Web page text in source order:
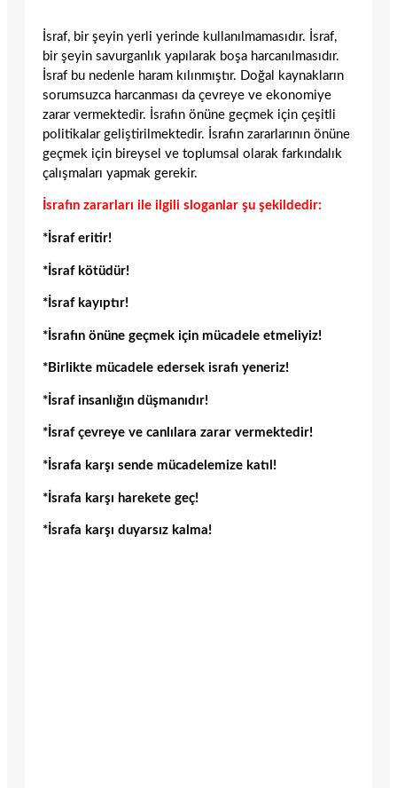
İsraf, bir şeyin yerli yerinde kullanılmamasıdır. İsraf,
bir şeyin savurganlık yapılarak boşa harcanılmasıdır.
İsraf bu nedenle haram kılınmıştır. Doğal kaynakların
sorumsuzca harcanması da çevreye ve ekonomiye
zarar vermektedir. İsrafın önüne geçmek için çeşitli
politikalar geliştirilmektedir. İsrafın zararlarının önüne
geçmek için bireysel ve toplumsal olarak farkındalık
çalışmaları yapmak gerekir.
İsrafın zararları ile ilgili sloganlar şu şekildedir:
*İsraf eritir!
*İsraf kötüdür!
*İsraf kayıptır!
*İsrafın önüne geçmek için mücadele etmeliyiz!
*Birlikte mücadele edersek israfı yeneriz!
*İsraf insanlığın düşmanıdır!
*İsraf çevreye ve canlılara zarar vermektedir!
*İsrafa karşı sende mücadelemize katıl!
*İsrafa karşı harekete geç!
*İsrafa karşı duyarsız kalma!